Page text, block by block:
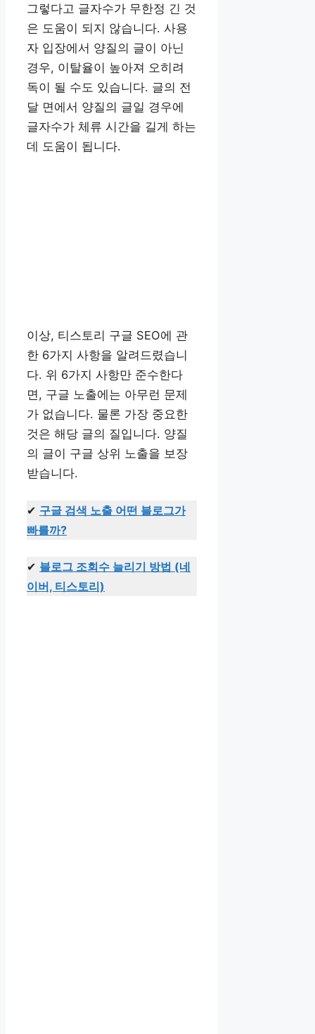
그렇다고 글자수가 무한정 긴 것
은 도움이 되지 않습니다. 사용
자 입장에서 양질의 글이 아닌
경우, 이탈율이 높아져 오히려
독이 될 수도 있습니다. 글의 전
달 면에서 양질의 글일 경우에
글자수가 체류 시간을 길게 하는
데 도움이 됩니다.
이상, 티스토리 구글 SEO에 관
한 6가지 사항을 알려드렸습니
다. 위 6가지 사항만 준수한다
면, 구글 노출에는 아무런 문제
가 없습니다. 물론 가장 중요한
것은 해당 글의 질입니다. 양질
의 글이 구글 상위 노출을 보장
받습니다.
✔ 구글 검색 노출 어떤 블로그가
빠를까?
✔ 블로그 조회수 늘리기 방법 (네
이버, 티스토리)